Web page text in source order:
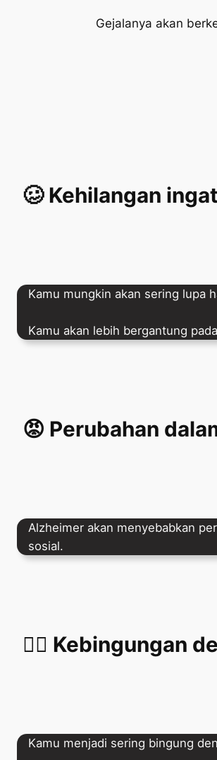
Gejalanya akan
🥴 Kehilangan
Kamu mungkin akan sering lupa
Kamu akan lebih bergantung
😡 Perubahan
Alzheimer akan menyebabkan
sosial.
😵‍💫 Kebingungan
Kamu menjadi sering bingung